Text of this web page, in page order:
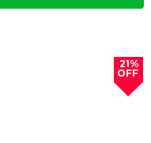
21%
OFF